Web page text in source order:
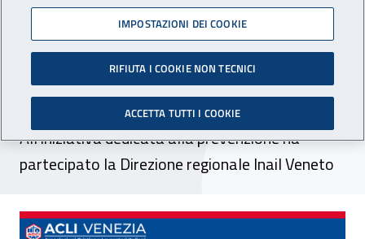
Cantiere aperto. Idee in
comune per una (vera)
sicurezza sul lavoro
All’iniziativa dedicata alla prevenzione ha
partecipato la Direzione regionale Inail Veneto
Cantiere aperto. Idee in comune per una
IMPOSTAZIONI DEI COOKIE
RIFIUTA I COOKIE NON TECNICI
ACCETTA TUTTI I COOKIE